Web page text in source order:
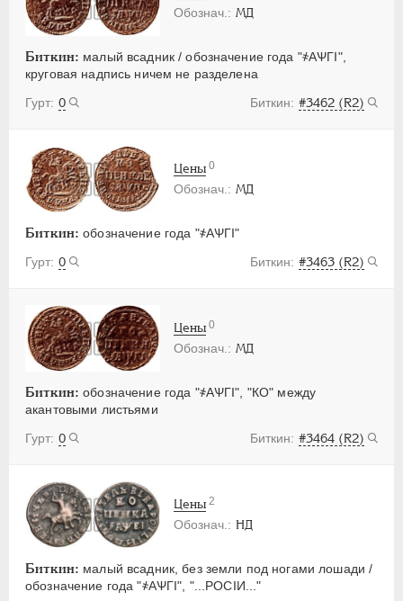
МД
Биткин: малый всадник / обозначение года "҂АѰГI",
круговая надпись ничем не разделена
0
#3462 (R2)
МД
Биткин: обозначение года "҂АѰГI"
0
#3463 (R2)
Цены 0
МД
Биткин: обозначение года "҂АѰГI", "КО" между
акантовыми листьями
0
#3464 (R2)
Цены 0
НД
Биткин: малый всадник, без земли под ногами лошади /
обозначение года "҂АѰГI", "...РОСIИ..."
Цены 2